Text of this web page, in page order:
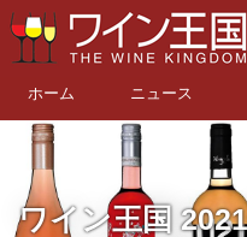
ホーム ニュース
ワイン王国